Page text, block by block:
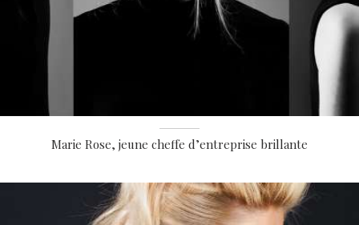
Marie Rose, jeune cheffe d’entreprise brillante